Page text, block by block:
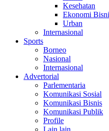
Kesehatan
Ekonomi
Urban
Internasional
Sports
Borneo
Nasional
Internasional
Advertorial
Parlementaria
Komunikasi Sosial
Komunikasi Bisnis
Komunikasi Publik
Profile
Lain lain